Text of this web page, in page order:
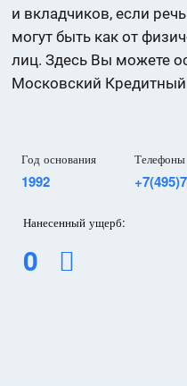
и вкладчиков, если
могут быть как от
лиц. Здесь Вы можете
Московский
Год основания
1992
Телефоны
Нанесенный ущерб:
0